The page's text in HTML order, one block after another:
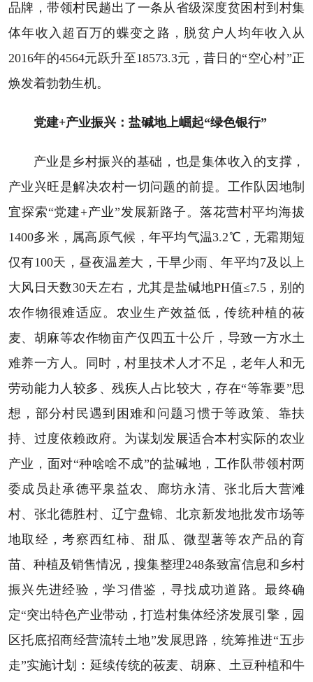
品牌，带领村民趟出了一条从省级深度贫困村到村集
体年收入超百万的蝶变之路，脱贫户人均年收入从
2016年的4564元跃升至18573.3元，昔日的“空心村”正
焕发着勃勃生机。
党建+产业振兴：盐碱地上崛起“绿色银行”
产业是乡村振兴的基础，也是集体收入的支撑，
产业兴旺是解决农村一切问题的前提。工作队因地制
宜探索“党建+产业”发展新路子。落花营村平均海拔
1400多米，属高原气候，年平均气温3.2℃，无霜期短
仅有100天，昼夜温差大，干旱少雨、年平均7及以上
大风日天数30天左右，尤其是盐碱地PH值≤7.5，别的
农作物很难适应。农业生产效益低，传统种植的莜
麦、胡麻等农作物亩产仅四五十公斤，导致一方水土
难养一方人。同时，村里技术人才不足，老年人和无
劳动能力人较多、残疾人占比较大，存在“等靠要”思
想，部分村民遇到困难和问题习惯于等政策、靠扶
持、过度依赖政府。为谋划发展适合本村实际的农业
产业，面对“种啥啥不成”的盐碱地，工作队带领村两
委成员赴承德平泉益农、廊坊永清、张北后大营滩
村、张北德胜村、辽宁盘锦、北京新发地批发市场等
地取经，考察西红柿、甜瓜、微型薯等农产品的育
苗、种植及销售情况，搜集整理248条致富信息和乡村
振兴先进经验，学习借鉴，寻找成功道路。最终确
定“突出特色产业带动，打造村集体经济发展引擎，园
区托底招商经营流转土地”发展思路，统筹推进“五步
走”实施计划：延续传统的莜麦、胡麻、土豆种植和牛